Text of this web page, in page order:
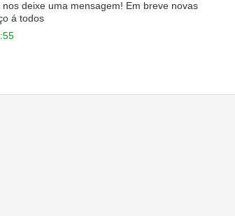
deixe uma mensagem! Em breve novas
á todos